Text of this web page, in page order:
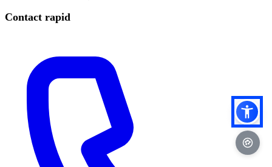
Contact rapid